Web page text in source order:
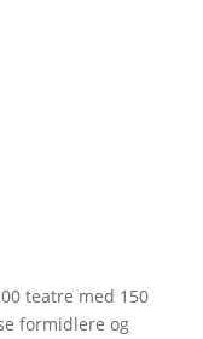
teatre med 150
formidlere og